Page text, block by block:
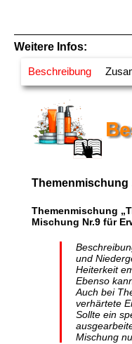
Weitere Infos:
Beschreibung
Themenmischung
Themenmischung
Mischung Nr.9 für
und
Heiterkeit
Ebenso
Auch bei
verhärtete
Sollte ein
Mischung